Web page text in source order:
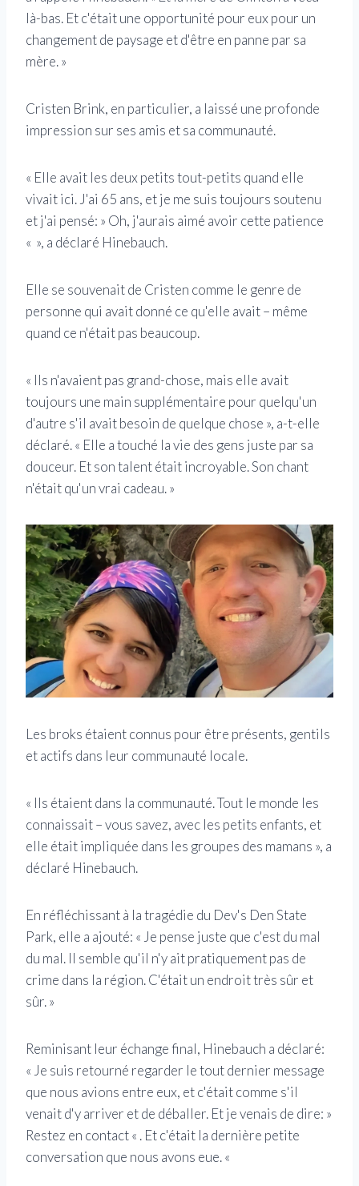
là-bas. Et c'était une opportunité pour eux pour un
changement de paysage et d'être en panne par sa
mère. »
Cristen Brink, en particulier, a laissé une profonde
impression sur ses amis et sa communauté.
« Elle avait les deux petits tout-petits quand elle
vivait ici. J'ai 65 ans, et je me suis toujours soutenu
et j'ai pensé: » Oh, j'aurais aimé avoir cette patience
« », a déclaré Hinebauch.
Elle se souvenait de Cristen comme le genre de
personne qui avait donné ce qu'elle avait – même
quand ce n'était pas beaucoup.
« Ils n'avaient pas grand-chose, mais elle avait
toujours une main supplémentaire pour quelqu'un
d'autre s'il avait besoin de quelque chose », a-t-elle
déclaré. « Elle a touché la vie des gens juste par sa
douceur. Et son talent était incroyable. Son chant
n'était qu'un vrai cadeau. »
Les broks étaient connus pour être présents, gentils
et actifs dans leur communauté locale.
« Ils étaient dans la communauté. Tout le monde les
connaissait – vous savez, avec les petits enfants, et
elle était impliquée dans les groupes des mamans », a
déclaré Hinebauch.
En réfléchissant à la tragédie du Dev's Den State
Park, elle a ajouté: « Je pense juste que c'est du mal
du mal. Il semble qu'il n'y ait pratiquement pas de
crime dans la région. C'était un endroit très sûr et
sûr. »
Reminisant leur échange final, Hinebauch a déclaré:
« Je suis retourné regarder le tout dernier message
que nous avions entre eux, et c'était comme s'il
venait d'y arriver et de déballer. Et je venais de dire: »
Restez en contact « . Et c'était la dernière petite
conversation que nous avons eue. «